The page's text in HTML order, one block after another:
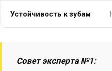
Устойчивость к зубам
Совет эксперта №1: